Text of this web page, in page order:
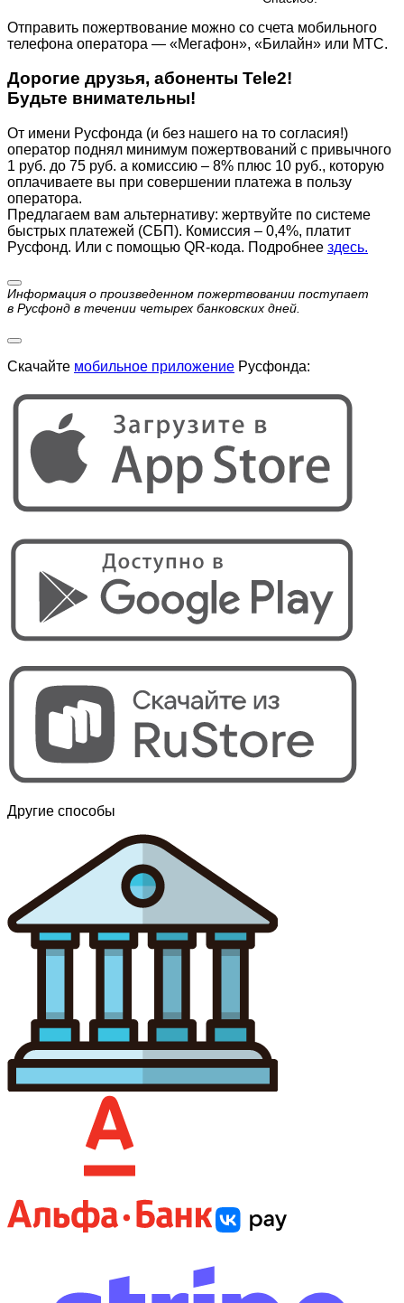
Отправить пожертвование можно со счета мобильного
телефона оператора — «Мегафон», «Билайн» или МТС.
Дорогие друзья, абоненты Tele2!
Будьте внимательны!
От имени Русфонда (и без нашего на то согласия!)
оператор поднял минимум пожертвований с привычного
1 руб. до 75 руб. а комиссию – 8% плюс 10 руб., которую
оплачиваете вы при совершении платежа в пользу
оператора.
Предлагаем вам альтернативу: жертвуйте по cистеме
быстрых платежей (СБП). Комиссия – 0,4%, платит
Русфонд. Или с помощью QR-кода. Подробнее здесь.
Информация о произведенном пожертвовании поступает
в Русфонд в течении четырех банковских дней.
Скачайте мобильное приложение Русфонда:
Другие способы